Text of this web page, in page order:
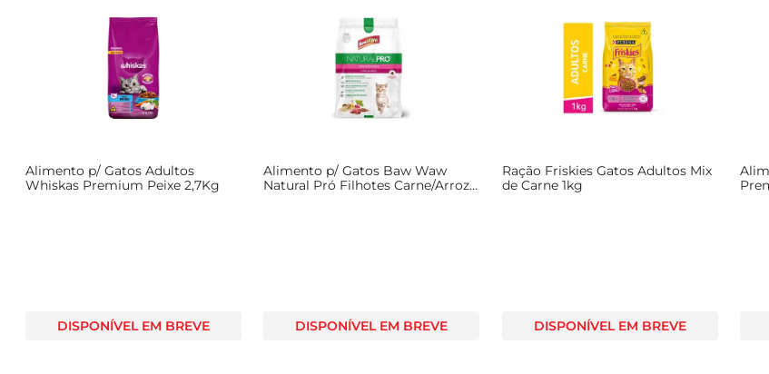
Alimento p/ Gatos Adultos
Whiskas Premium Peixe 2,7Kg
DISPONÍVEL EM BREVE
Alimento p/ Gatos Baw Waw
Natural Pró Filhotes Carne/Arroz
DISPONÍVEL EM BREVE
Ração Friskies Gatos Adultos Mix
de Carne 1kg
DISPONÍVEL EM BREVE